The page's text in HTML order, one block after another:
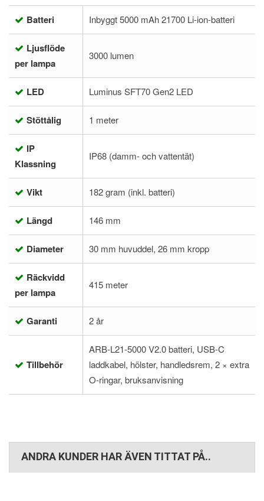
Batteri Inbyggt 5000 mAh 21700 Li-ion-batteri
Ljusflöde
per lampa
3000 lumen
LED Luminus SFT70 Gen2 LED
Stöttålig 1 meter
IP
Klassning
IP68 (damm- och vattentät)
Vikt 182 gram (inkl. batteri)
Längd 146 mm
Diameter 30 mm huvuddel, 26 mm kropp
Räckvidd
per lampa
415 meter
Garanti 2 år
Tillbehör
ARB-L21-5000 V2.0 batteri, USB-C
laddkabel, hölster, handledsrem, 2 × extra
O-ringar, bruksanvisning
ANDRA KUNDER HAR ÄVEN TITTAT PÅ..